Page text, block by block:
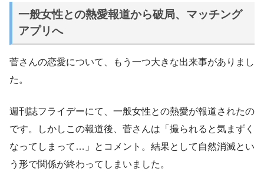
一般女性との熱愛報道から破局、マッチング
アプリへ
菅さんの恋愛について、もう一つ大きな出来事がありまし
た。
週刊誌フライデーにて、一般女性との熱愛が報道されたの
です。しかしこの報道後、菅さんは「撮られると気まずく
なってしまって…」とコメント。結果として自然消滅とい
う形で関係が終わってしまいました。